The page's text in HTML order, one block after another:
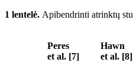
1 lentelė. Apibendrinti atrinktų
Peres
et al. [7]
Hawn
et al. [8]